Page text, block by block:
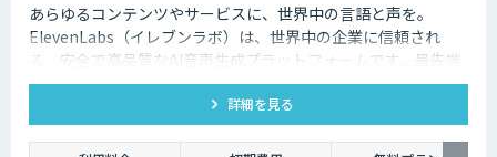
あらゆるコンテンツやサービスに、世界中の言語と声を。
ElevenLabs（イレブンラボ）は、世界中の企業に信頼され
る、安全で高品質なAI音声生成プラットフォームです。最先端
の技術で自然な音声を生成し、多言語対応やボイスクローニン
グ機能も、悪用を防ぐ倫理的ガードレールの中で提供します。
詳細を見る